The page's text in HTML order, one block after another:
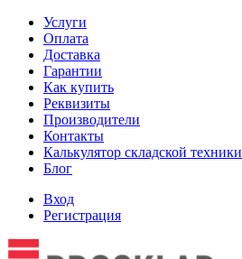
Услуги
Оплата
Доставка
Гарантии
Как купить
Реквизиты
Производители
Контакты
Калькулятор складской техники
Блог
Вход
Регистрация